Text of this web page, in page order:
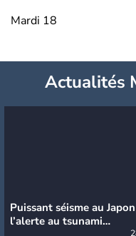
Mardi 18
Actualités
Puissant séisme au
l’alerte au tsunami